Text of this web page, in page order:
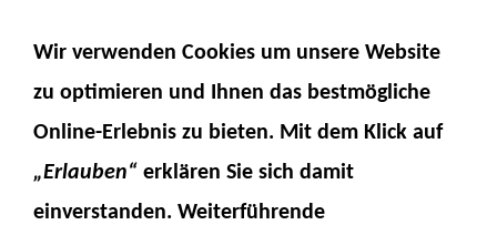
Wir verwenden Cookies um unsere Website
zu optimieren und Ihnen das bestmögliche
Online-Erlebnis zu bieten. Mit dem Klick auf
„Erlauben“ erklären Sie sich damit
einverstanden. Weiterführende